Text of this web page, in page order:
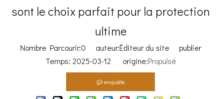
sont le choix parfait pour la protection
ultime
Nombre Parcourir:0 auteur:Éditeur du site publier
Temps: 2025-03-12 origine:Propulsé
enquête